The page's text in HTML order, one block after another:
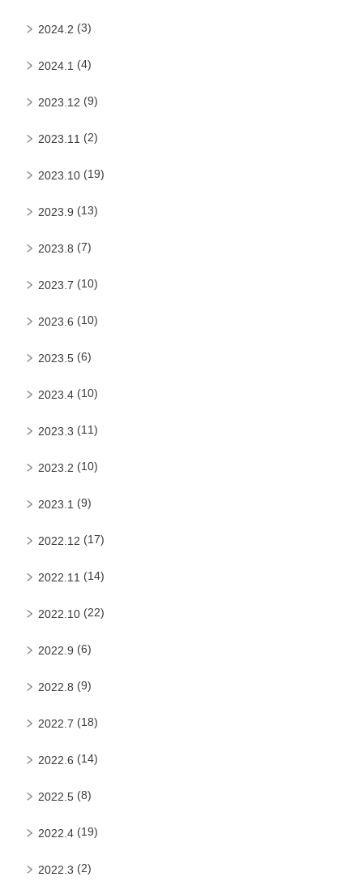
2024.2 (3)
2024.1 (4)
2023.12 (9)
2023.11 (2)
2023.10 (19)
2023.9 (13)
2023.8 (7)
2023.7 (10)
2023.6 (10)
2023.5 (6)
2023.4 (10)
2023.3 (11)
2023.2 (10)
2023.1 (9)
2022.12 (17)
2022.11 (14)
2022.10 (22)
2022.9 (6)
2022.8 (9)
2022.7 (18)
2022.6 (14)
2022.5 (8)
2022.4 (19)
2022.3 (2)